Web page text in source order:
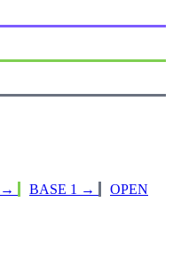
→ BASE 1 →
OPEN